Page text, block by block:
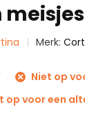
Merk:
Niet op
op voor een